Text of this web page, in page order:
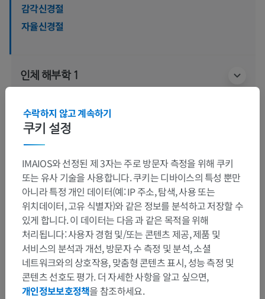
감각신경절
자율신경절
인체 해부학 1
인체 신경 해부학
동물 비교 해부학
번역
문제를 발견하셨나요?
수정이나, 번역 또는 콘텐츠 개선에 제안이 있으면 언제든
쿠키 설정
수락하지 않고 계속하기
IMAIOS와 선정된 제 3자는 주로 방문자 측정을 위해 쿠키
또는 유사 기술을 사용합니다. 쿠키는 디바이스의 특성 뿐만
아니라 특정 개인 데이터(예: IP 주소, 탐색, 사용 또는
위치데이터, 고유 식별자)와 같은 정보를 분석하고 저장할 수
있게 합니다. 이 데이터는 다음 과 같은 목적을 위해
처리됩니다: 사용자 경험 및/또는 콘텐츠 제공, 제품 및
서비스의 분석과 개선, 방문자 수 측정 및 분석, 소셜
네트워크와의 상호작용, 맞춤형 콘텐츠 표시, 성능 측정 및
콘텐츠 선호도 평가. 더 자세한 사항을 알고 싶으면,
개인정보보호정책을 참조하세요.